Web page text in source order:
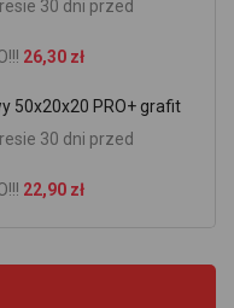
30 dni przed
26,30 zł
50x20x20 PRO+ grafit
30 dni przed
22,90 zł